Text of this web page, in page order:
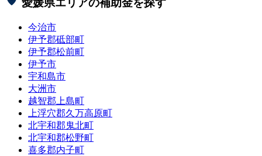
愛媛県エリアの補助金を探す
今治市
伊予郡砥部町
伊予郡松前町
伊予市
宇和島市
大洲市
越智郡上島町
上浮穴郡久万高原町
北宇和郡鬼北町
北宇和郡松野町
喜多郡内子町